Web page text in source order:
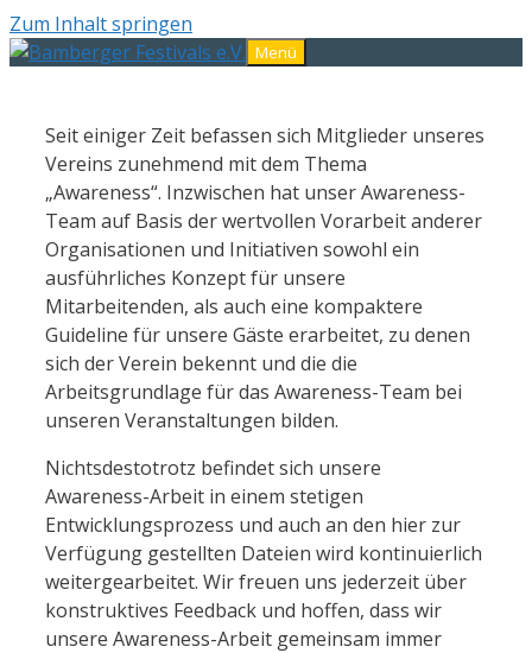
Zum Inhalt springen
Menü
Seit einiger Zeit befassen sich Mitglieder unseres
Vereins zunehmend mit dem Thema
„Awareness“. Inzwischen hat unser Awareness-
Team auf Basis der wertvollen Vorarbeit anderer
Organisationen und Initiativen sowohl ein
ausführliches Konzept für unsere
Mitarbeitenden, als auch eine kompaktere
Guideline für unsere Gäste erarbeitet, zu denen
sich der Verein bekennt und die die
Arbeitsgrundlage für das Awareness-Team bei
unseren Veranstaltungen bilden.
Nichtsdestotrotz befindet sich unsere
Awareness-Arbeit in einem stetigen
Entwicklungsprozess und auch an den hier zur
Verfügung gestellten Dateien wird kontinuierlich
weitergearbeitet. Wir freuen uns jederzeit über
konstruktives Feedback und hoffen, dass wir
unsere Awareness-Arbeit gemeinsam immer